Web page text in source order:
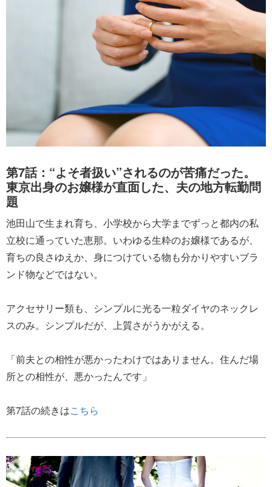
第7話：“よそ者扱い”されるのが苦痛だった。
東京出身のお嬢様が直面した、夫の地方転勤問
題
池田山で生まれ育ち、小学校から大学までずっと都内の私
立校に通っていた恵那。いわゆる生粋のお嬢様であるが、
育ちの良さゆえか、身につけている物も分かりやすいブラ
ンド物などではない。
アクセサリー類も、シンプルに光る一粒ダイヤのネックレ
スのみ。シンプルだが、上質さがうかがえる。
「前夫との相性が悪かったわけではありません。住んだ場
所との相性が、悪かったんです」
第7話の続きはこちら